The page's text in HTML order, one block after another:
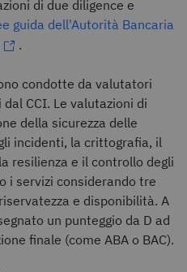
di due diligence e
guida dell'Autorità Bancaria
.
condotte da valutatori
CCI. Le valutazioni di
della sicurezza delle
incidenti, la crittografia, il
resilienza e il controllo degli
i servizi considerando tre
e disponibilità. A
un punteggio da D ad
finale (come ABA o BAC).